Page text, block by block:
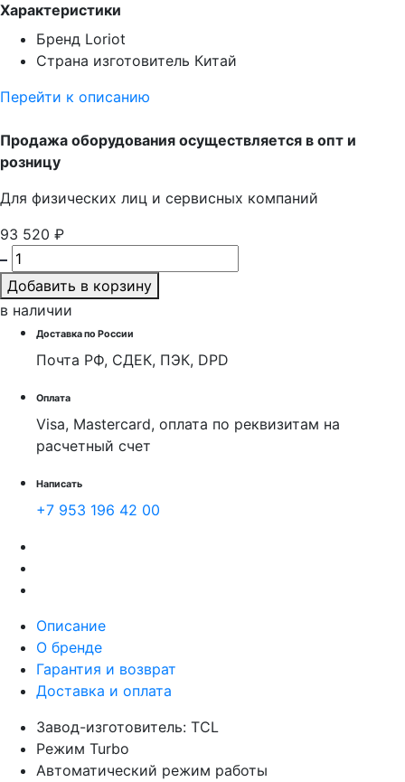
Характеристики
Бренд Loriot
Страна изготовитель Китай
Перейти к описанию
Продажа оборудования осуществляется в опт и
розницу
Для физических лиц и cервисных компаний
93 520 ₽
Добавить в корзину
в наличии
Доставка по России
Почта РФ, СДЕК, ПЭК, DPD
Оплата
Visa, Mastercard, оплата по реквизитам на
расчетный счет
Написать
+7 953 196 42 00
Описание
О бренде
Гарантия и возврат
Доставка и оплата
Завод-изготовитель: TCL
Режим Turbo
Автоматический режим работы